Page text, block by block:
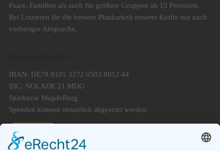
Paare, Familien als auch für größere Gruppen ab 15 Personen.
Bei Letzteren für die bessere Planbarkeit unserer Kräfte nur nach
vorheriger Absprache.
IBAN: DE78 8105 3272 0503 0012 44
BIC: NOLADE 21 MDG
Sparkasse MagdeBurg
Spenden können steuerlich abgesetzt werden